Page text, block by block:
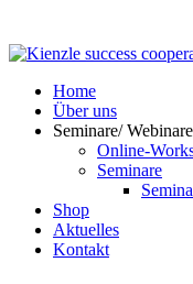
Home
Über uns
Seminare/ Webinare
Online-
Seminare
Shop
Aktuelles
Kontakt